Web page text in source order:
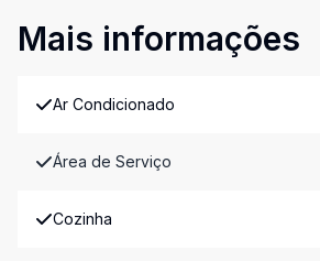
Mais informações
Ar Condicionado
Área de Serviço
Cozinha